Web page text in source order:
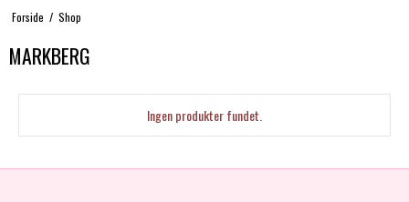
Forside / Shop
MARKBERG
Ingen produkter fundet.